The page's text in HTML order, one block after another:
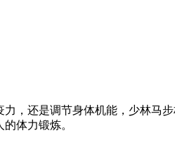
还是调节身体机能，少林马
体力锻炼。